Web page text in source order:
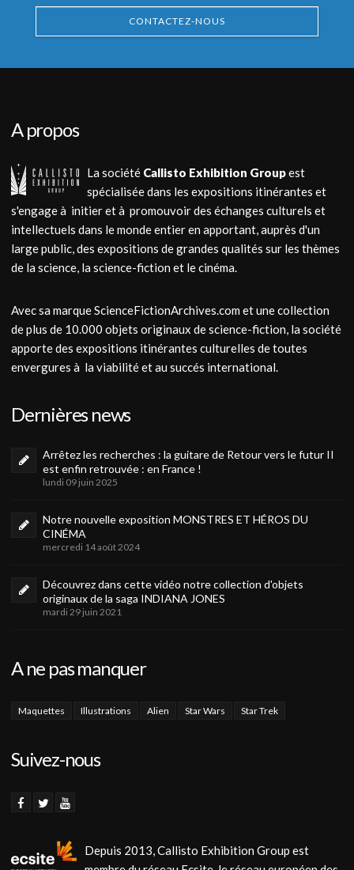
CONTACTEZ-NOUS
A propos
La société Callisto Exhibition Groupest
spécialisée dans les expositions itinérantes et
s'engage à initier et à promouvoir des échanges culturels et
intellectuels dans le monde entier en apportant, auprès d'un
large public, des expositions de grandes qualités sur les thèmes
de la science, la science-fiction et le cinéma.
Avec sa marque ScienceFictionArchives.com et une collection
de plus de 10.000 objets originaux de science-fiction, la société
apporte des expositions itinérantes culturelles de toutes
envergures à la viabilité et au succés international.
Dernières news
Arrêtez les recherches : la guitare de Retour vers le futur II
est enfin retrouvée : en France !
lundi 09 juin 2025
Notre nouvelle exposition MONSTRES ET HÉROS DU
CINÉMA
mercredi 14 août 2024
Découvrez dans cette vidéo notre collection d'objets
originaux de la saga INDIANA JONES
mardi 29 juin 2021
A ne pas manquer
Maquettes Illustrations Alien Star Wars Star Trek
Suivez-nous
Depuis 2013, Callisto Exhibition Group est